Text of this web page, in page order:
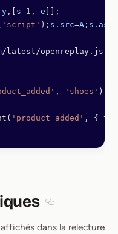
y ,[ s - 1 , e ]];
'script' ); s . src=A ; s .
latest/
, 'shoes' );
( 'product_added' , {
dans la relecture